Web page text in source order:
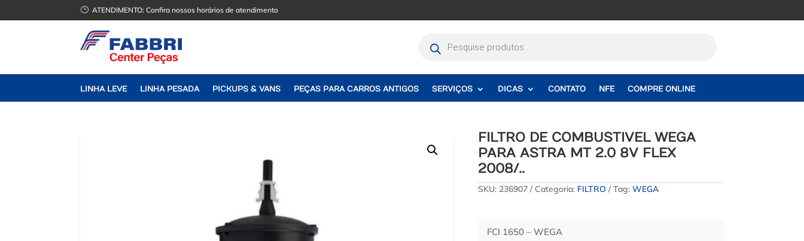
} ATENDIMENTO:Confira nossos horários de atendimento
produtos
LINHA LEVE LINHA PESADA PICKUPS & VANS PEÇAS PARA CARROS ANTIGOS SERVIÇOS DICAS CONTATO NFE COMPRE ONLINE
FILTRO DE COMBUSTIVEL WEGA
PARA ASTRA MT 2.0 8V FLEX
2008/..
SKU: 236907 Categoria: FILTRO Tag: WEGA
FCI 1650 – WEGA